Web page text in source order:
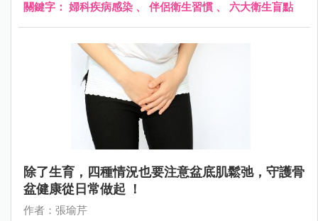
關鍵字： 婦科疾病感染 、 伴侶衛生習慣 、 六大衛生盲點
除了生育，四種情況也要注意盆底肌鬆弛，守護骨
盆健康從日常做起 ！
作者：張瑜芹